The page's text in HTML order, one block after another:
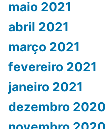
maio 2021
abril 2021
março 2021
fevereiro 2021
janeiro 2021
dezembro 2020